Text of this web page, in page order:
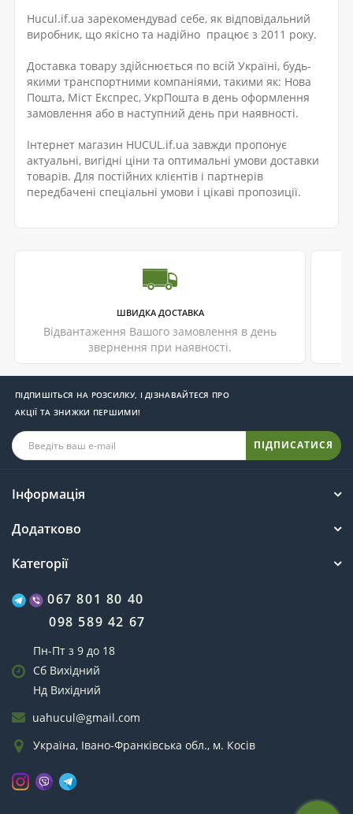
Hucul.if.ua зарекомендуваd себе, як відповідальний
виробник, що якісно та надійно працює з 2011 року.
Доставка товару здійснюється по всій Україні, будь-
якими транспортними компаніями, такими як: Нова
Пошта, Міст Експрес, УкрПошта в день оформлення
замовлення або в наступний день при наявності.
Інтернет магазин HUCUL.if.ua завжди пропонує
актуальні, вигідні ціни та оптимальні умови доставки
товарів. Для постійних клієнтів і партнерів
передбачені спеціальні умови і цікаві пропозиції.
ШВИДКА ДОСТАВКА
Відвантаження Вашого замовлення в день
звернення при наявності.
ПІДПИШІТЬСЯ НА РОЗСИЛКУ, І ДІЗНАВАЙТЕСЯ ПРО
АКЦІЇ ТА ЗНИЖКИ ПЕРШИМИ!
ПІДПИСАТИСЯ
Інформація
Додатково
Категорії
067 801 80 40
098 589 42 67
Пн-Пт з 9 до 18
Сб Вихідний
Нд Вихідний
uahucul@gmail.com
Україна, Івано-Франківська обл., м. Косів